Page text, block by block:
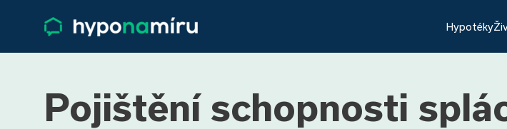
Hypotéky
Pojištění schopnosti